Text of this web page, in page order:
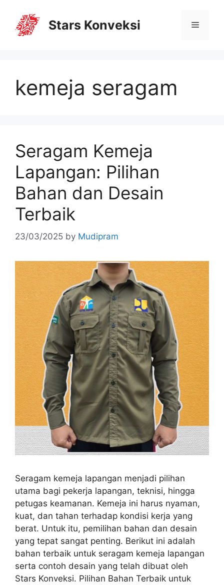
Stars Konveksi
kemeja seragam
Seragam Kemeja
Lapangan: Pilihan
Bahan dan Desain
Terbaik
23/03/2025 by Mudipram
Seragam kemeja lapangan menjadi pilihan
utama bagi pekerja lapangan, teknisi, hingga
petugas keamanan. Kemeja ini harus nyaman,
kuat, dan tahan terhadap kondisi kerja yang
berat. Untuk itu, pemilihan bahan dan desain
yang tepat sangat penting. Berikut ini adalah
bahan terbaik untuk seragam kemeja lapangan
serta contoh desain yang telah dibuat oleh
Stars Konveksi. Pilihan Bahan Terbaik untuk